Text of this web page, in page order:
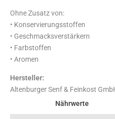
Ohne Zusatz von:
• Konservierungsstoffen
• Geschmacksverstärkern
• Farbstoffen
• Aromen
Hersteller:
Altenburger Senf & Feinkost
Nährwerte